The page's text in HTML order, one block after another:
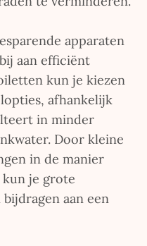
apparaten
aan efficiënt
kun je kiezen
afhankelijk
in minder
Door kleine
in de manier
je grote
aan een